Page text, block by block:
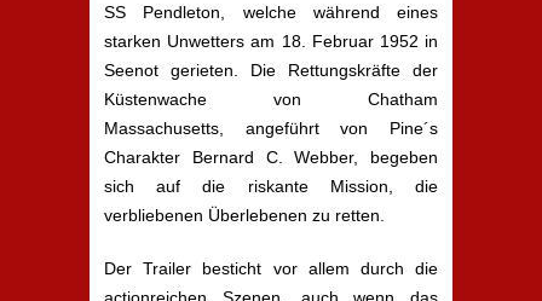
SS Pendleton, welche während eines
starken Unwetters am 18. Februar 1952 in
Seenot gerieten. Die Rettungskräfte der
Küstenwache von Chatham
Massachusetts, angeführt von Pine´s
Charakter Bernard C. Webber, begeben
sich auf die riskante Mission, die
verbliebenen Überlebenen zu retten.
Der Trailer besticht vor allem durch die